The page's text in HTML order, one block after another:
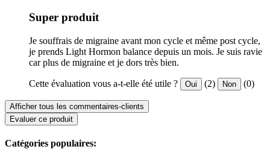
Super produit
Je souffrais de migraine avant mon cycle et même post cycle,
je prends Light Hormon balance depuis un mois. Je suis ravie
car plus de migraine et je dors très bien.
Cette évaluation vous a-t-elle été utile ? Oui (2) Non (0)
Afficher tous les commentaires-clients
Evaluer ce produit
Catégories populaires: